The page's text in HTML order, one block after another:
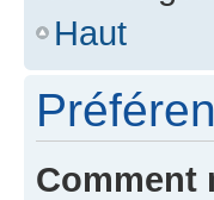
Haut
Comment